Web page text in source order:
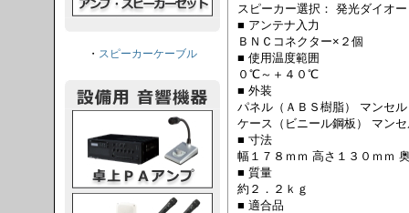
スピーカー選択： 発光ダイオ
■ アンテナ入力
ＢＮＣコネクター×２個
■ 使用温度範囲
０℃～＋４０℃
■ 外装
パネル（ＡＢＳ樹脂） マンセ
ケース（ビニール鋼板） マン
■ 寸法
幅１７８ｍｍ 高さ１３０ｍｍ
■ 質量
約２．２ｋｇ
■ 適合品
・ スピーカーケーブル